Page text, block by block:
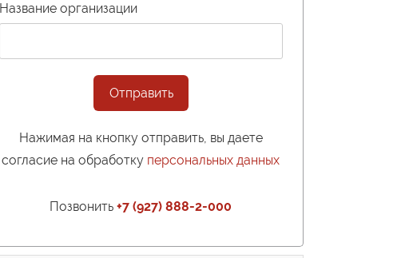
Название организации
Отправить
Нажимая на кнопку отправить, вы даете
согласие на обработку персональных данных
Позвонить+7 (927) 888-2-000